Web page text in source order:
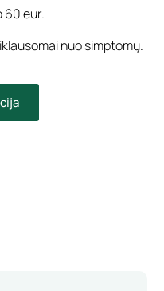
60 eur.
nuo simptomų.